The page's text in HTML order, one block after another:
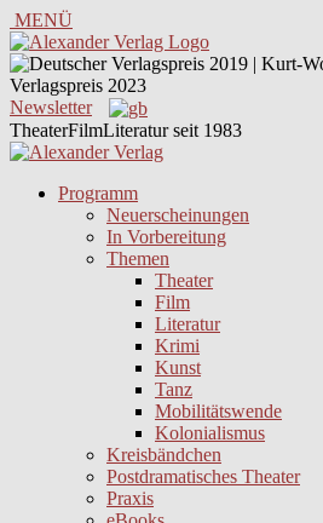
MENÜ
Newsletter
TheaterFilmLiteratur seit 1983
Programm
Neuerscheinungen
In Vorbereitung
Themen
Theater
Film
Literatur
Krimi
Kunst
Tanz
Mobilitätswende
Kolonialismus
Kreisbändchen
Postdramatisches Theater
Praxis